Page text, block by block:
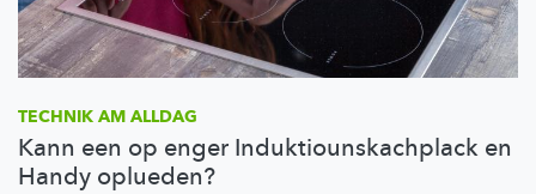
TECHNIK AM ALLDAG
Kann een op enger Induktiounskachplack en
Handy oplueden?